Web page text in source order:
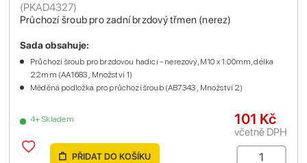
Průchozí šroub pro zadní brzdový třmen (nerez)
(PKAD4327)
4+ Skladem
Sada obsahuje:
Průchozí šroub pro brzdovou hadici - nerezový, M10 x 1.00mm, délka
22mm (AA1683 , Množství 1)
Měděná podložka pro průchozí šroub (AB7343 , Množství 2)
101 Kč
včetně DPH
PŘIDAT DO KOŠÍKU